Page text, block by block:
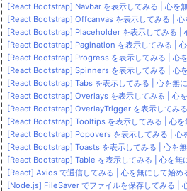
[React Bootstrap] Navbar を表示してみる | 心を
[React Bootstrap] Offcanvas を表示してみる | 心
[React Bootstrap] Placeholder を表示してみる |
[React Bootstrap] Pagination を表示してみる |
[React Bootstrap] Progress を表示してみる | 心
[React Bootstrap] Spinners を表示してみる | 心
[React Bootstrap] Tabs を表示してみる | 心を無
[React Bootstrap] Overlays を表示してみる | 心
[React Bootstrap] OverlayTrigger を表示してみ
[React Bootstrap] Tooltips を表示してみる | 心を
[React Bootstrap] Popovers を表示してみる | 心
[React Bootstrap] Toasts を表示してみる | 心を
[React Bootstrap] Table を表示してみる | 心を無
[React] Axios で通信してみる | 心を無にして始め
[Node.js] FileSaver でファイルを保存してみる |